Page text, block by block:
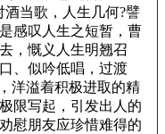
酒当歌，人生几何?譬
感叹人生之短暂，曹
，慨义人生明翘召
、似吟低唱，过渡
洋溢着积极进取的精
限写起，引发出人的
慰朋友应珍惜难得的